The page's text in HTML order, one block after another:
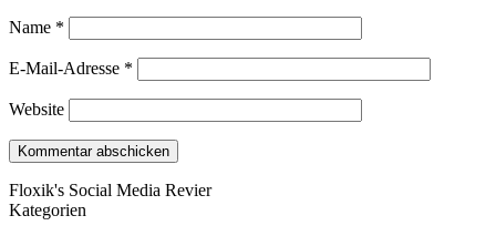
Name *
E-Mail-Adresse *
Website
Floxik's Social Media Revier
Kategorien